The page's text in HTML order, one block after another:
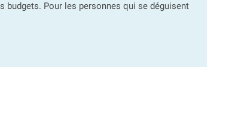
budgets. Pour les personnes qui se déguisent